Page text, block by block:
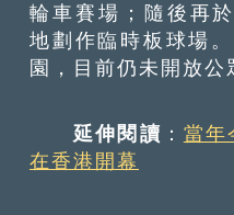
輪車賽場；隨後再
地劃作臨時板球場
園，目前仍未開放公
延伸閱讀 ： 當年
在香港開幕